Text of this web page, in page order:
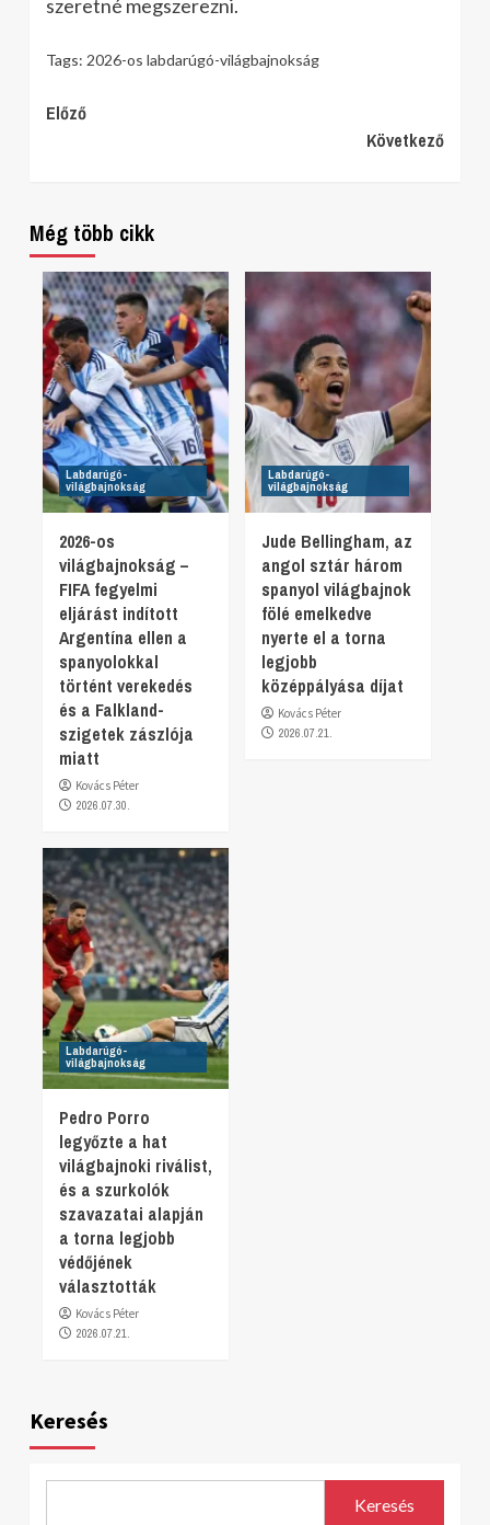
szeretné megszerezni.
Tags: 2026-os labdarúgó-világbajnokság
Continue
Előző
Következő
Még több cikk
Labdarúgó-
világbajnokság
2026-os
világbajnokság –
FIFA fegyelmi
eljárást indított
Argentína ellen a
spanyolokkal
történt verekedés
és a Falkland-
szigetek zászlója
miatt
Kovács Péter
2026.07.30.
Labdarúgó-
világbajnokság
Jude Bellingham, az
angol sztár három
spanyol világbajnok
fölé emelkedve
nyerte el a torna
legjobb
középpályása díjat
Kovács Péter
2026.07.21.
Labdarúgó-
világbajnokság
Pedro Porro
legyőzte a hat
világbajnoki riválist,
és a szurkolók
szavazatai alapján
a torna legjobb
védőjének
választották
Kovács Péter
2026.07.21.
Keresés
Keresés